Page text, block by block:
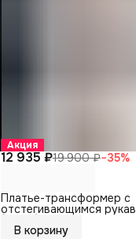
Акция
12 935 ₽19 900 ₽−35%
Платье-трансформер c
отстегивающимся
В корзину